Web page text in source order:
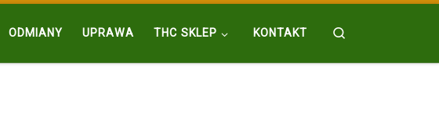
ODMIANY UPRAWA THC SKLEP KONTAKT